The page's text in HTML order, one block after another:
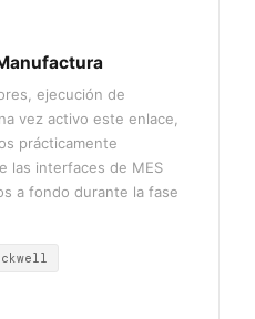
ejecución de
vez activo este enlace,
prácticamente
las interfaces de MES
a fondo durante la fase